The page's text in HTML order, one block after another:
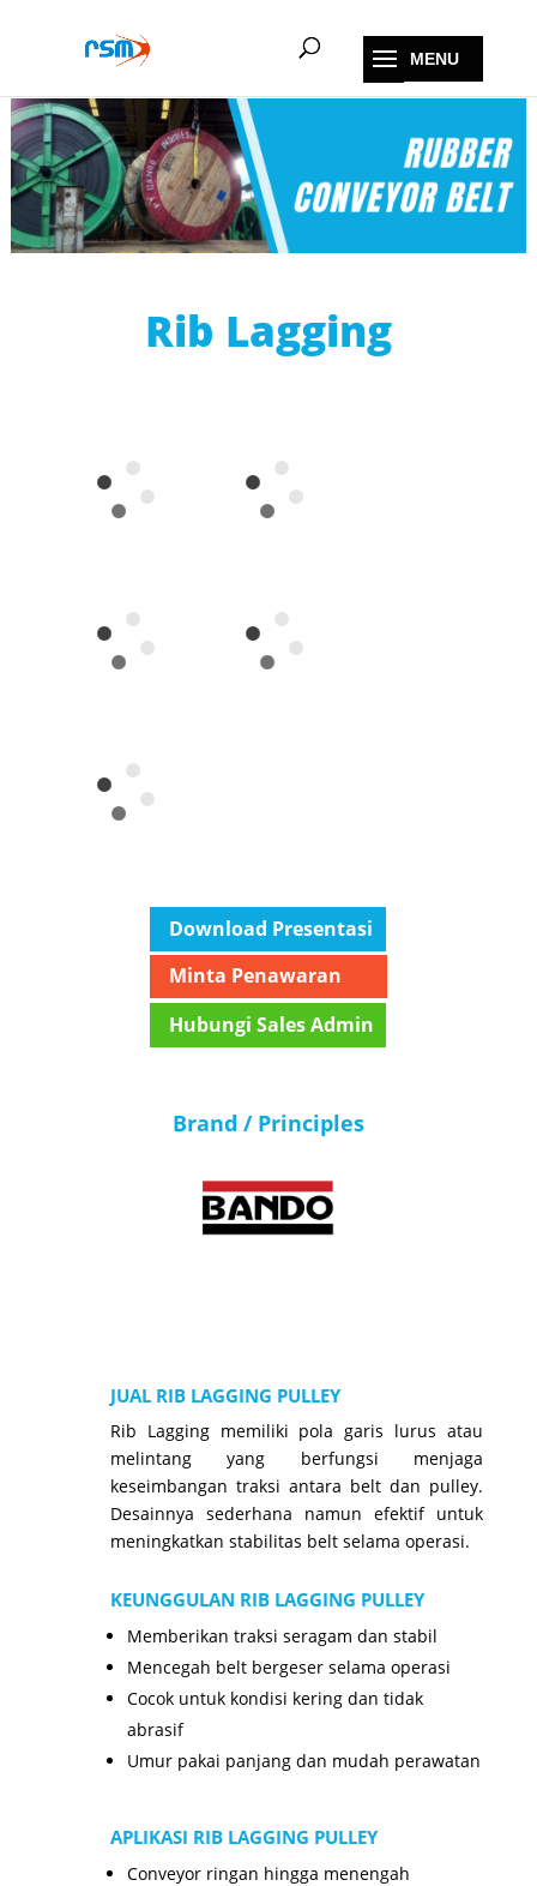
Rib Lagging
Download Presentasi
Minta Penawaran
Hubungi Sales Admin
Brand / Principles
JUAL RIB LAGGING PULLEY
Rib Lagging memiliki pola garis lurus atau
melintang yang berfungsi menjaga
keseimbangan traksi antara belt dan pulley.
Desainnya sederhana namun efektif untuk
meningkatkan stabilitas belt selama operasi.
KEUNGGULAN RIB LAGGING PULLEY
Memberikan traksi seragam dan stabil
Mencegah belt bergeser selama operasi
Cocok untuk kondisi kering dan tidak
abrasif
Umur pakai panjang dan mudah perawatan
APLIKASI RIB LAGGING PULLEY
Conveyor ringan hingga menengah